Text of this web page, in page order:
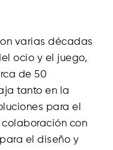
varias décadas
ocio y el juego,
de 50
tanto en la
para el
con
el diseño y